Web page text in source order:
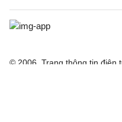
© 2006. Trang thông tin điện